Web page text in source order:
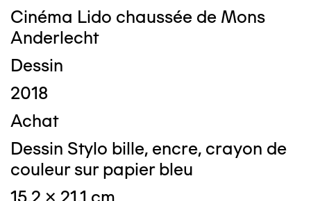
Cinéma Lido chaussée de Mons
Anderlecht
Dessin
2018
Achat
Dessin Stylo bille, encre, crayon de
couleur sur papier bleu
15,2 x 21,1 cm